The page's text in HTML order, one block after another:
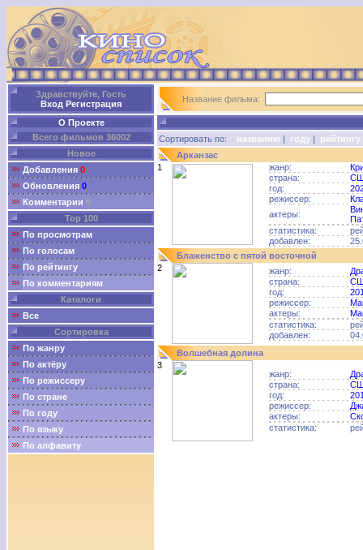
Здравствуйте, Гость
Вход Регистрация
О Проекте
Всего фильмов 36002
Новое
Добавления 0
Обновления 0
Комментарии 0
Top 100
По просмотрам
По голосам
По рейтингу
По комментариям
Каталоги
Все
Сортировка
По жанру
По актёру
По режиссеру
По стране
По году
По языку
По алфавиту
Название фильма:
Сортировать по: названию | году | рейтингу
Арканзас
1
жанр:
страна:
год:
режиссер:
актеры:
статистика:
добавлен:
Блаженство с пятой восточной
2
жанр:
страна:
год:
режиссер:
актеры:
статистика:
добавлен:
Волшебная долина
3
жанр:
страна:
год:
режиссер:
актеры:
статистика: